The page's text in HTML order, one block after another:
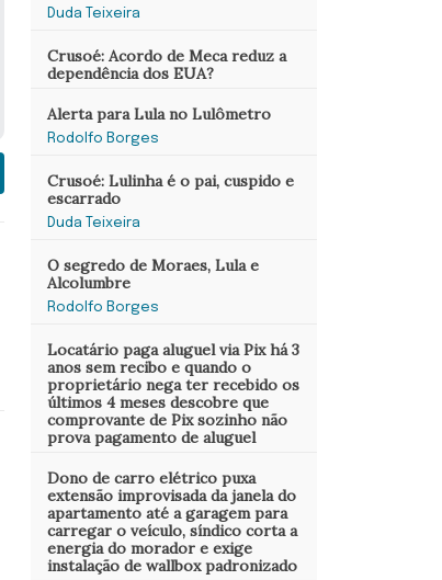
Duda Teixeira
Crusoé: Acordo de Meca reduz a
dependência dos EUA?
Alerta para Lula no Lulômetro
Rodolfo Borges
Crusoé: Lulinha é o pai, cuspido e
escarrado
Duda Teixeira
O segredo de Moraes, Lula e
Alcolumbre
Rodolfo Borges
Locatário paga aluguel via Pix há 3
anos sem recibo e quando o
proprietário nega ter recebido os
últimos 4 meses descobre que
comprovante de Pix sozinho não
prova pagamento de aluguel
Dono de carro elétrico puxa
extensão improvisada da janela do
apartamento até a garagem para
carregar o veículo, síndico corta a
energia do morador e exige
instalação de wallbox padronizado